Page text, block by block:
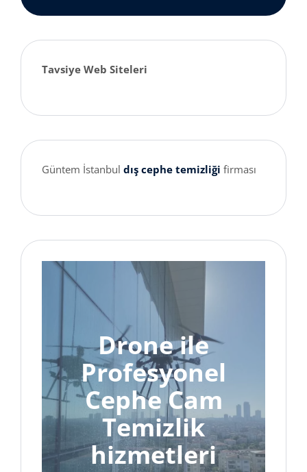
Tavsiye Web Siteleri
Güntem İstanbul dış cephe temizliği firması
Drone ile
Profesyonel
Cephe Cam
Temizlik
hizmetleri